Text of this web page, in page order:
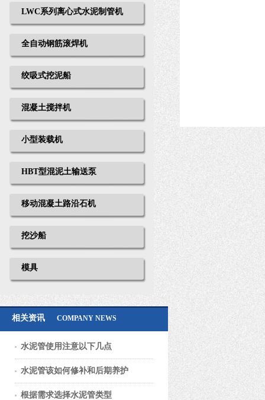
LWC系列离心式水泥制管机
全自动钢筋滚焊机
绞吸式挖泥船
混凝土搅拌机
小型装载机
HBT型混泥土输送泵
移动混凝土路沿石机
挖沙船
模具
相关资讯 COMPANY NEWS
水泥管使用注意以下几点
水泥管该如何修补和后期养护
根据需求选择水泥管类型